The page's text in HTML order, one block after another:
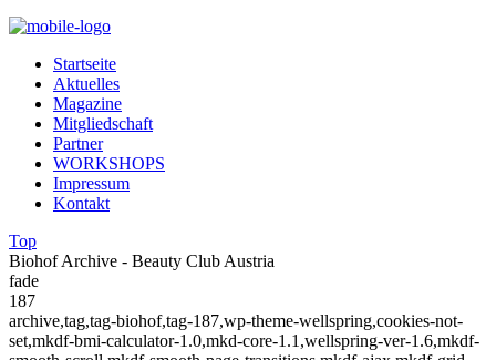
Startseite
Aktuelles
Magazine
Mitgliedschaft
Partner
WORKSHOPS
Impressum
Kontakt
Top
Biohof Archive - Beauty Club Austria
fade
187
archive,tag,tag-biohof,tag-187,wp-theme-wellspring,cookies-not-
set,mkdf-bmi-calculator-1.0,mkd-core-1.1,wellspring-ver-1.6,mkdf-